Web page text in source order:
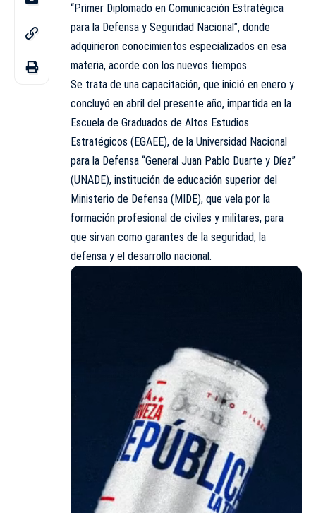
“Primer Diplomado en Comunicación Estratégica
para la Defensa y Seguridad Nacional”, donde
adquirieron conocimientos especializados en esa
materia, acorde con los nuevos tiempos.
Se trata de una capacitación, que inició en enero y
concluyó en abril del presente año, impartida en la
Escuela de Graduados de Altos Estudios
Estratégicos (EGAEE), de la Universidad Nacional
para la Defensa “General Juan Pablo Duarte y Díez”
(UNADE), institución de educación superior del
Ministerio de Defensa (MIDE), que vela por la
formación profesional de civiles y militares, para
que sirvan como garantes de la seguridad, la
defensa y el desarrollo nacional.